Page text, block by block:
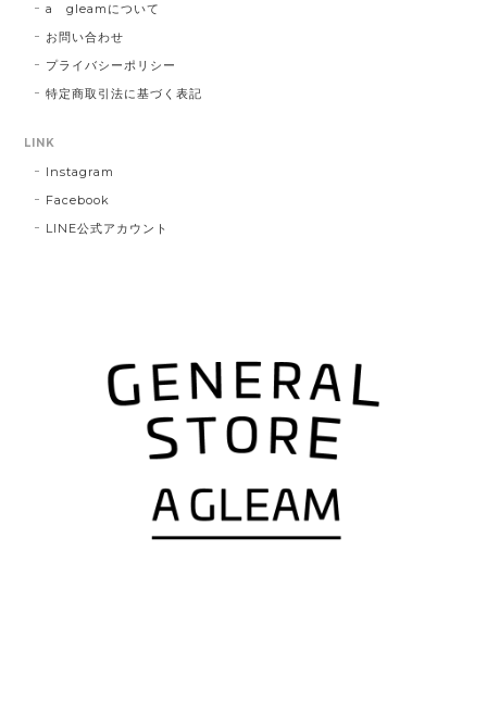
a gleamについて
お問い合わせ
プライバシーポリシー
特定商取引法に基づく表記
LINK
Instagram
Facebook
LINE公式アカウント